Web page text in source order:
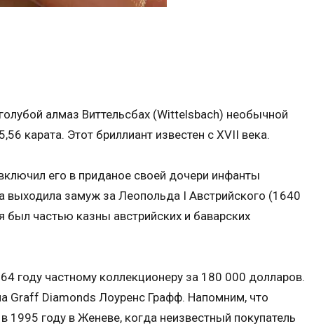
алмаз Виттельсбах (Wittelsbach) необычной
карата. Этот бриллиант известен с XVII века.
его в приданое своей дочери инфанты
замуж за Леопольда I Австрийского (1640
частью казны австрийских и баварских
году частному коллекционеру за 180 000 долларов.
Graff Diamonds Лоуренс Графф. Напомним, что
году в Женеве, когда неизвестный покупатель